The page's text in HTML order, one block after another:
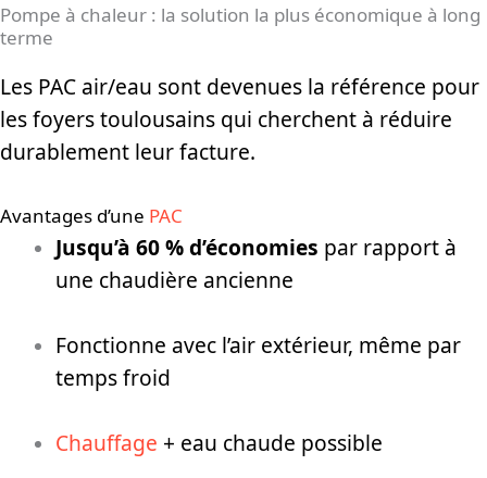
Pompe à chaleur : la solution la plus économique à long
terme
Les PAC air/eau sont devenues la référence pour
les foyers toulousains qui cherchent à réduire
durablement leur facture.
Avantages d’une PAC
Jusqu’à 60 % d’économies par rapport à
une chaudière ancienne
Fonctionne avec l’air extérieur, même par
temps froid
Chauffage + eau chaude possible